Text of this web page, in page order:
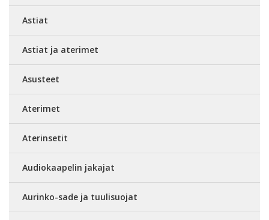
Astiat
Astiat ja aterimet
Asusteet
Aterimet
Aterinsetit
Audiokaapelin jakajat
Aurinko-sade ja tuulisuojat